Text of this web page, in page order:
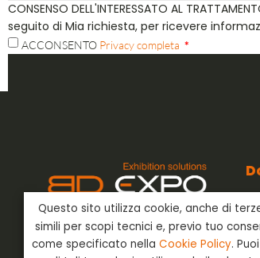
CONSENSO DELL'INTERESSATO AL
seguito di Mia richiesta, per ricevere
ACCONSENTO Privacy completa *
BD Expo s.r.l.è presente nel
settore degli allestimenti
fieristici già negli anni ’80 e offre
Questo sito utilizza cookie, anche di
simili per scopi tecnici e, previo tuo
come specificato nella Cookie Policy.